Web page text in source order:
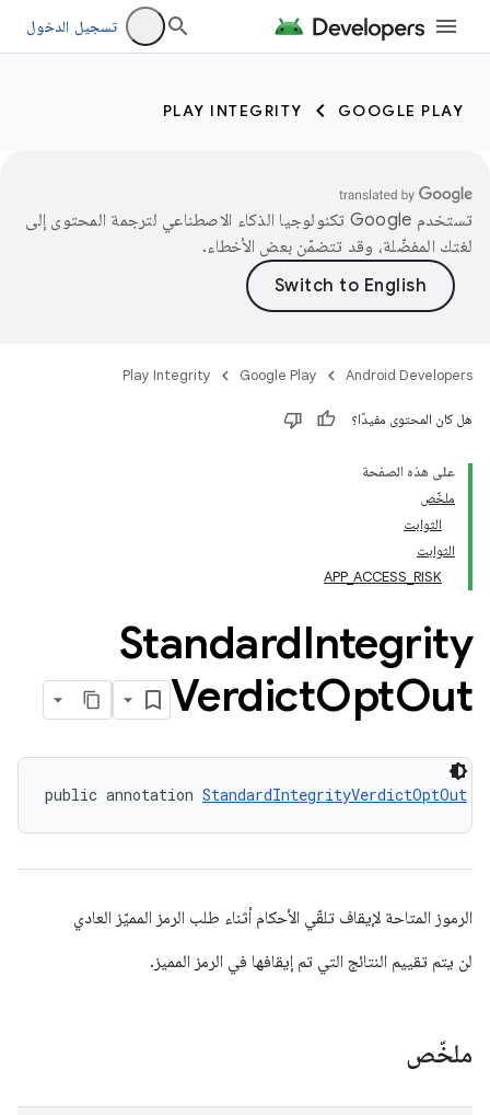
تسجيل الدخول
GOOGLE PLAY
PLAY INTEGRITY
تستخدم Google تكنولوجيا الذكاء الاصطناعي لترجمة المحتوى إلى
لغتك المفضّلة، وقد تتضمّن بعض الأخطاء.
Android Developers
Google Play
Play Integrity
هل كان المحتوى مفيدًا؟
على هذه الصفحة
ملخّص
الثوابت
الثوابت
APP_ACCESS_RISK
StandardIntegrity
VerdictOptOut
public annotation StandardIntegrityVerdictOptOut
الرموز المتاحة لإيقاف تلقّي الأحكام أثناء طلب الرمز المميّز العادي
لن يتم تقييم النتائج التي تم إيقافها في الرمز المميز.
ملخّص